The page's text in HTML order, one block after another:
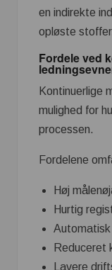
en indirekte
opløste
Fordele ved
Kontinuerlige
mulighed for
processen.
Fordelene
Høj
Hurtig
Reduceret
Lavere